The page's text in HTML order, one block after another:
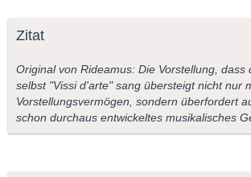
Zitat
Original von Rideamus: Die Vorstellung, dass
selbst "Vissi d'arte" sang übersteigt nicht nur
Vorstellungsvermögen, sondern überfordert
schon durchaus entwickeltes musikalisches